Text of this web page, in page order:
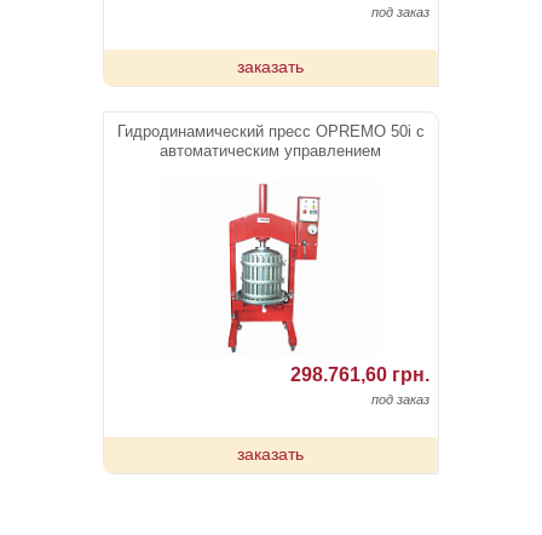
под заказ
заказать
Гидродинамический пресс OPREMO 50i c
автоматическим управлением
298.761,60 грн.
под заказ
заказать